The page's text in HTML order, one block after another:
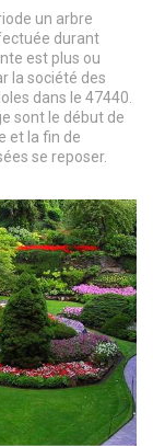
un arbre
durant
est plus ou
la société des
dans le 47440.
sont le début de
et la fin de
se reposer.